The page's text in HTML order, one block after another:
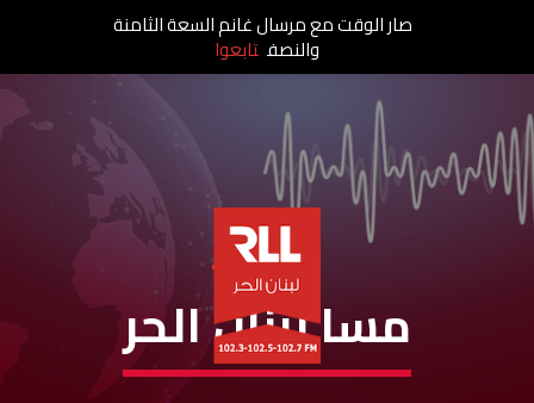
نشرات الأخبار
مسا لبنان الحر
صار الوقت مع مرسال غانم السعة الثامنة
والنصف تابعوا